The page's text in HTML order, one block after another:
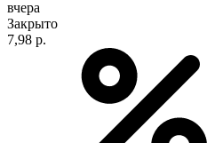
вчера
Закрыто
7,98 р.